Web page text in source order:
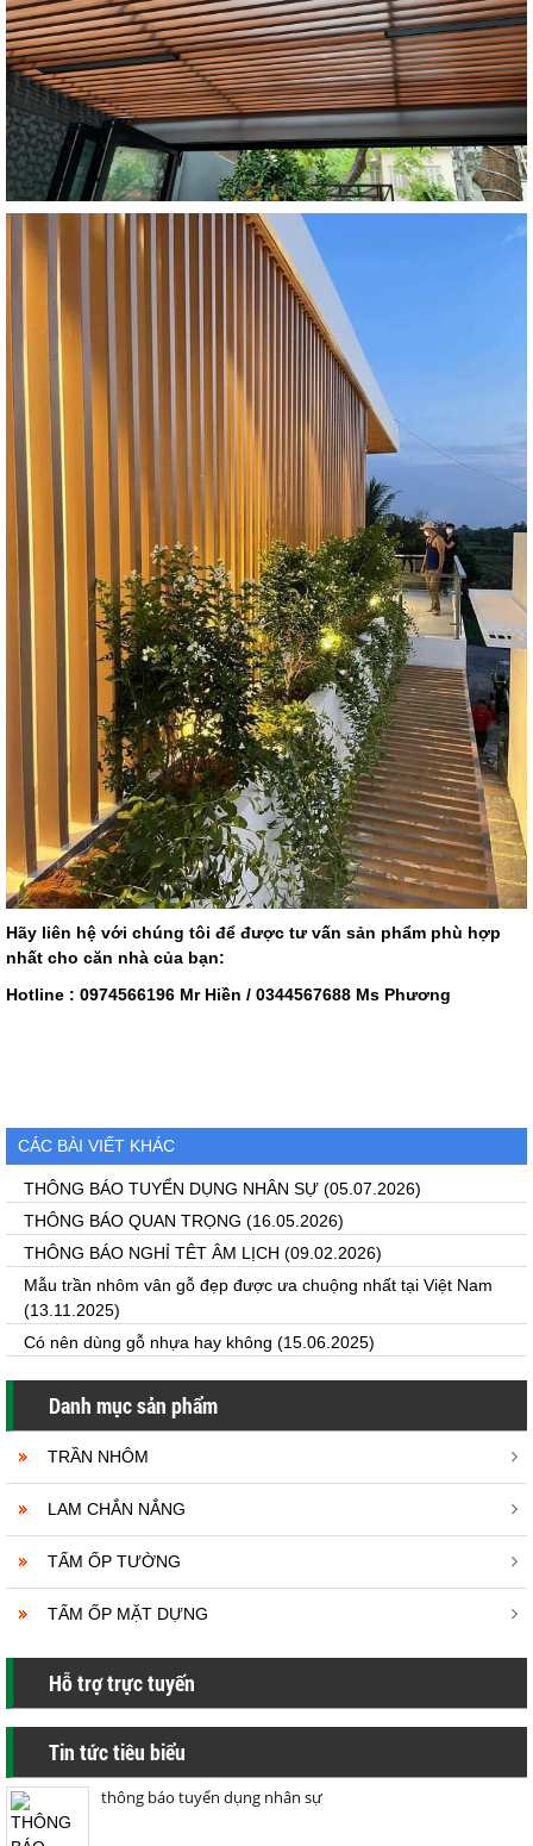
Hãy liên hệ với chúng tôi để được tư vấn sản phẩm phù hợp
nhất cho căn nhà của bạn:
Hotline : 0974566196 Mr Hiền / 0344567688 Ms Phương
CÁC BÀI VIẾT KHÁC
THÔNG BÁO TUYỂN DỤNG NHÂN SỰ (05.07.2026)
THÔNG BÁO QUAN TRỌNG (16.05.2026)
THÔNG BÁO NGHỈ TÊT ÂM LỊCH (09.02.2026)
Mẫu trần nhôm vân gỗ đẹp được ưa chuộng nhất tại Việt Nam
(13.11.2025)
Có nên dùng gỗ nhựa hay không (15.06.2025)
Danh mục sản phẩm
TRẦN NHÔM
LAM CHẮN NẮNG
TẤM ỐP TƯỜNG
TẤM ỐP MẶT DỰNG
Hỗ trợ trực tuyến
Tin tức tiêu biểu
thông báo tuyển dụng nhân sự